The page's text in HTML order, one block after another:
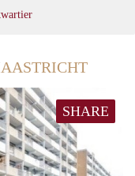
SHARE